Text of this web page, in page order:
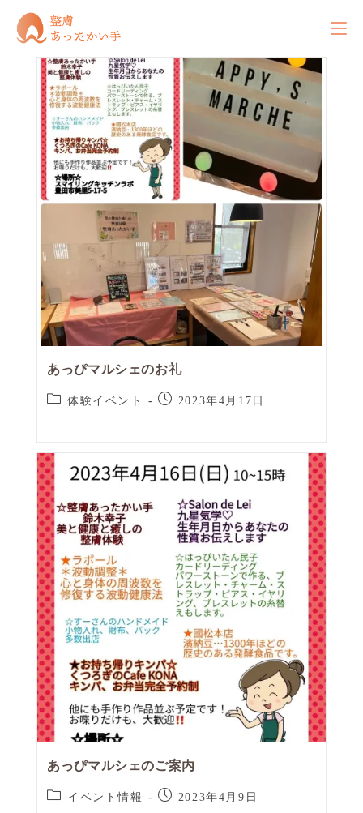
あっぴマルシェのお礼
体験イベント 2023年4月17日
あっぴマルシェのご案内
イベント情報 2023年4月9日